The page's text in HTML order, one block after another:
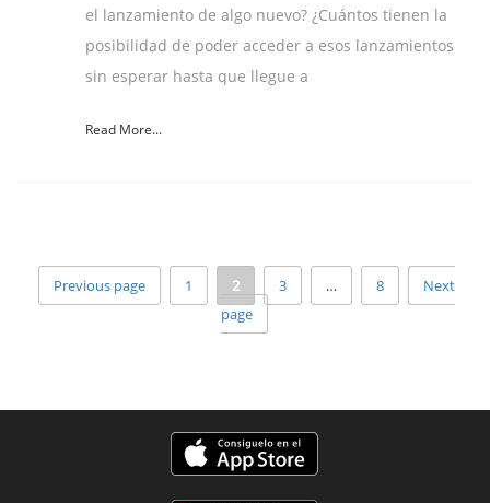
el lanzamiento de algo nuevo? ¿Cuántos tienen la
posibilidad de poder acceder a esos lanzamientos
sin esperar hasta que llegue a
Read More...
Previous page 1 2 3 … 8
Next
page